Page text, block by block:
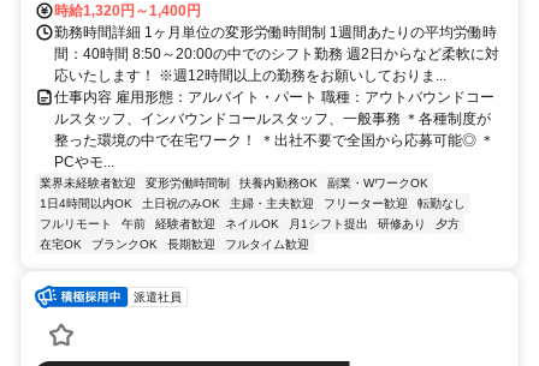
時給1,320円～1,400円
勤務時間詳細 1ヶ月単位の変形労働時間制 1週間あたりの平均労働時
間：40時間 8:50～20:00の中でのシフト勤務 週2日からなど柔軟に対
応いたします！ ※週12時間以上の勤務をお願いしておりま...
仕事内容 雇用形態：アルバイト・パート 職種：アウトバウンドコー
ルスタッフ、インバウンドコールスタッフ、一般事務 ＊各種制度が
整った環境の中で在宅ワーク！ ＊出社不要で全国から応募可能◎ ＊
PCやモ...
業界未経験者歓迎 変形労働時間制 扶養内勤務OK
副業・WワークOK
1日4時間以内OK
土日祝のみOK 主婦・主夫歓迎 フリーター歓迎
転勤なし
フルリモート
午前 経験者歓迎 ネイルOK 月1シフト提出 研修あり
夕方
在宅OK
ブランクOK 長期歓迎 フルタイム歓迎
派遣社員